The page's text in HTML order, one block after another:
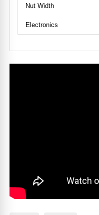
Nut Width
Electronics